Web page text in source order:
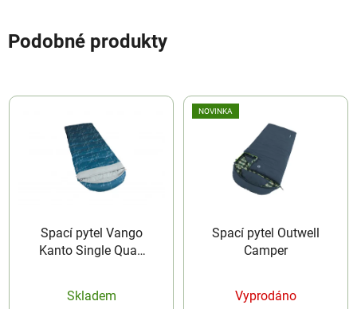
Podobné produkty
Spací pytel Vango
Kanto Single Quad
Skladem
NOVINKA
Spací pytel Outwell
Camper
Vyprodáno